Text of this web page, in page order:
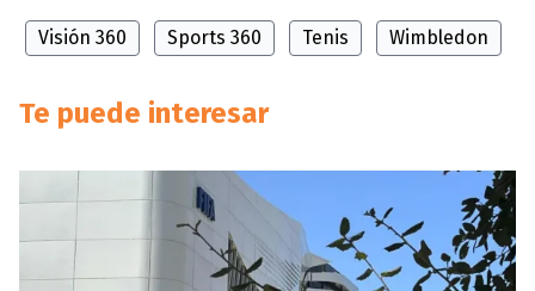
Visión 360 Sports 360 Tenis Wimbledon
Te puede interesar